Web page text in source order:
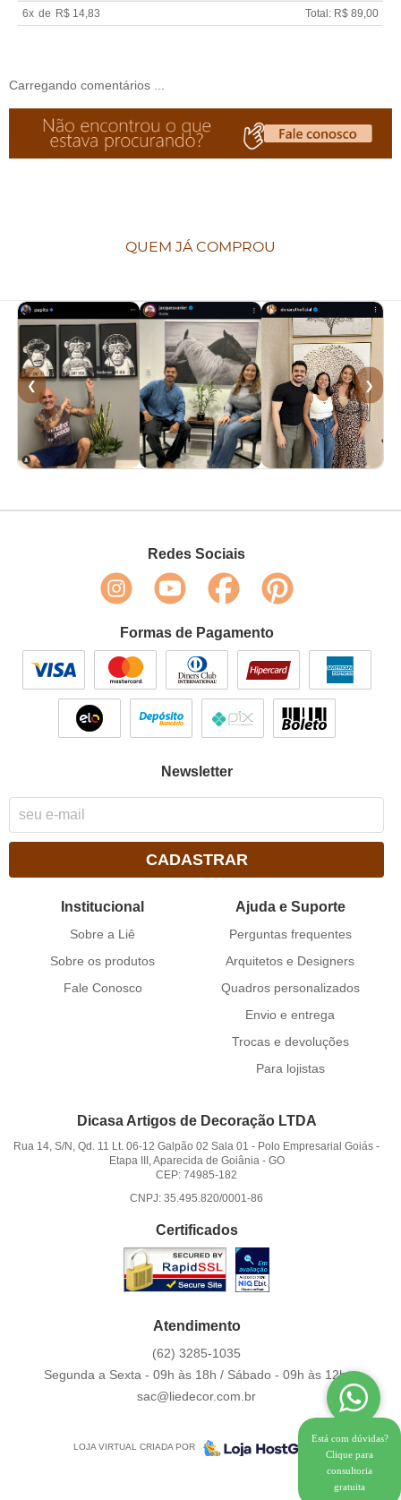
6x de R$ 14,83 Total: R$ 89,00
Carregando comentários ...
QUEM JÁ COMPROU
❮ ❯
Redes Sociais
Formas de Pagamento
Newsletter
CADASTRAR
Institucional
Sobre a Liê
Sobre os produtos
Fale Conosco
Ajuda e Suporte
Perguntas frequentes
Arquitetos e Designers
Quadros personalizados
Envio e entrega
Trocas e devoluções
Para lojistas
Dicasa Artigos de Decoração LTDA
Rua 14, S/N, Qd. 11 Lt. 06-12 Galpão 02 Sala 01 - Polo Empresarial Goiás -
Etapa III, Aparecida de Goiânia- GO
CEP: 74985-182
CNPJ: 35.495.820/0001-86
Certificados
Atendimento
(62) 3285-1035
Segunda a Sexta - 09h às 18h / Sábado - 09h às 12h.
sac@liedecor.com.br
LOJA VIRTUAL CRIADA POR
Está com dúvidas?
Clique para
consultoria
gratuita